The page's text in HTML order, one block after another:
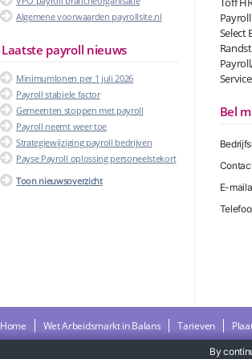
Algemene voorwaarden payrollsite.nl
Laatste payroll nieuws
Minimumlonen per 1 juli 2026
Payroll stabiele factor
Gemeenten stoppen met payroll
Payroll neemt weer toe
Strategiewijziging payroll bedrijven
Payse Payroll oplossing personeelstekort
Toon nieuwsoverzicht
Select
Bel
E-
Home Wet Arbeidsmarkt in Balans Tarieven
By